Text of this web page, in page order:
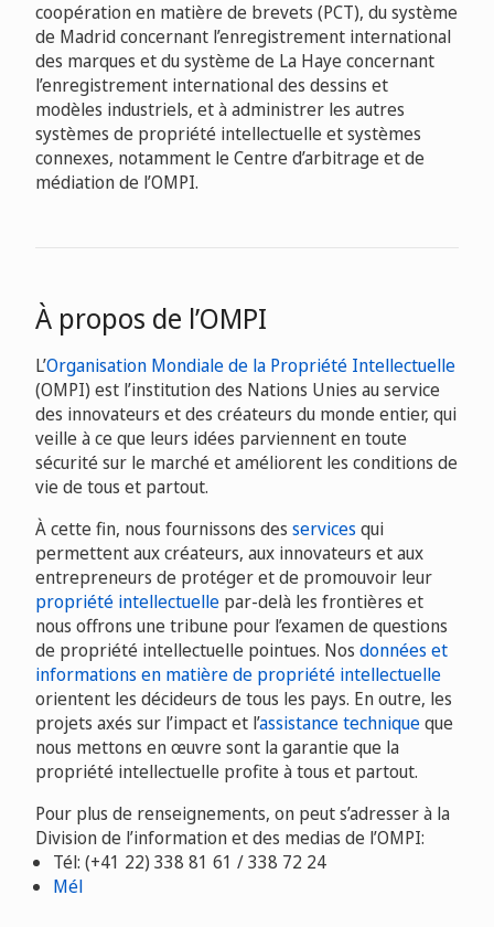
coopération en matière de brevets (PCT), du système
de Madrid concernant l’enregistrement international
des marques et du système de La Haye concernant
l’enregistrement international des dessins et
modèles industriels, et à administrer les autres
systèmes de propriété intellectuelle et systèmes
connexes, notamment le Centre d’arbitrage et de
médiation de l’OMPI.
À propos de l’OMPI
L’Organisation Mondiale de la Propriété Intellectuelle
(OMPI) est l’institution des Nations Unies au service
des innovateurs et des créateurs du monde entier, qui
veille à ce que leurs idées parviennent en toute
sécurité sur le marché et améliorent les conditions de
vie de tous et partout.
À cette fin, nous fournissons des services qui
permettent aux créateurs, aux innovateurs et aux
entrepreneurs de protéger et de promouvoir leur
propriété intellectuelle par-delà les frontières et
nous offrons une tribune pour l’examen de questions
de propriété intellectuelle pointues. Nos données et
informations en matière de propriété intellectuelle
orientent les décideurs de tous les pays. En outre, les
projets axés sur l’impact et l’assistance techniqueque
nous mettons en œuvre sont la garantie que la
propriété intellectuelle profite à tous et partout.
Pour plus de renseignements, on peut s’adresser à la
Division de l’information et des medias de l’OMPI:
Tél: (+41 22) 338 81 61 / 338 72 24
Mél